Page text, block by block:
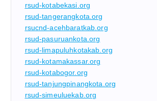
rsud-kotabekasi.org
rsud-tangerangkota.org
rsucnd-acehbaratkab.org
rsud-pasuruankota.org
rsud-limapuluhkotakab.org
rsud-kotamakassar.org
rsud-kotabogor.org
rsud-tanjungpinangkota.org
rsud-simeuluekab.org